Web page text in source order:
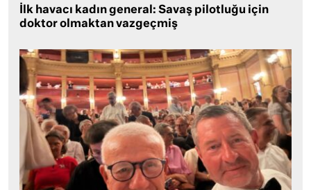
İlk havacı kadın general: Savaş pilotluğu için
doktor olmaktan vazgeçmiş